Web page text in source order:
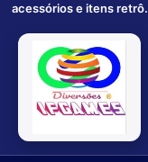
acessórios e itens retrô.